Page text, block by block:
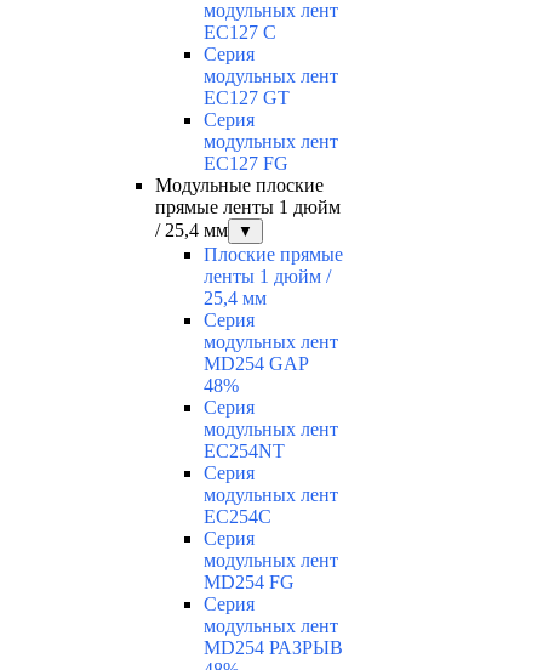
модульных лент
EC127 С
Серия
модульных лент
EC127 GT
Серия
модульных лент
EC127 FG
Модульные плоские
прямые ленты 1 дюйм
/ 25,4 мм
▼
Плоские прямые
ленты 1 дюйм /
25,4 мм
Серия
модульных лент
MD254 GAP
48%
Серия
модульных лент
EC254NT
Серия
модульных лент
EC254C
Серия
модульных лент
MD254 FG
Серия
модульных лент
MD254 РАЗРЫВ